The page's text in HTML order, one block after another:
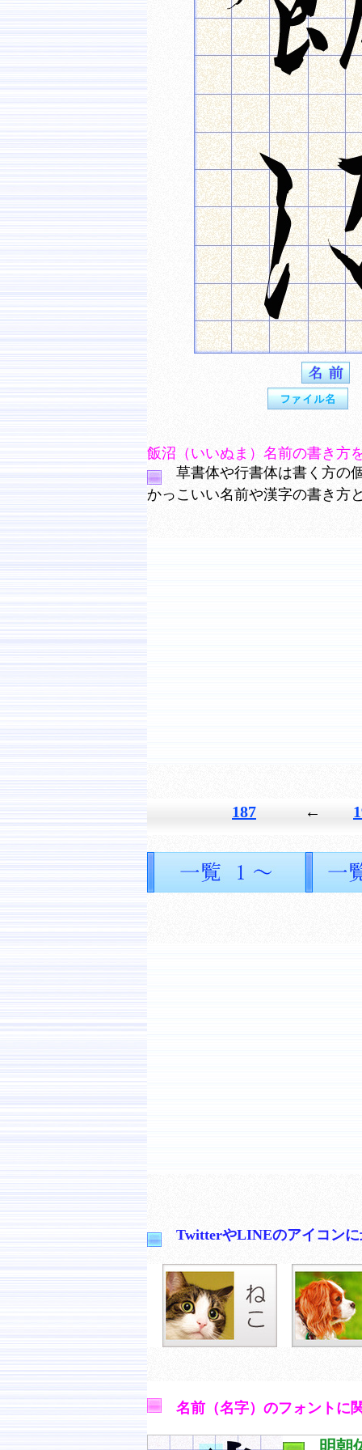
飯沼（いいぬま）名前の書き方
草書体や行書体は書く方の
かっこいい名前や漢字の書き方
187 ←
TwitterやLINEのアイコン
名前（名字）のフォントに